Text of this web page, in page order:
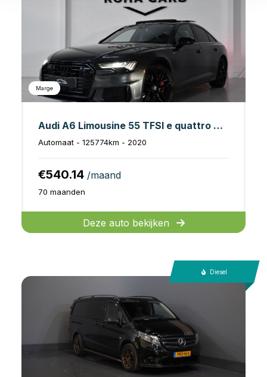
Marge
Audi A6 Limousine 55 TFSI e quattro Competition*S-Line*360-cam*
Automaat - 125774km - 2020
€540.14 /maand
70 maanden
Deze auto bekijken
Diesel